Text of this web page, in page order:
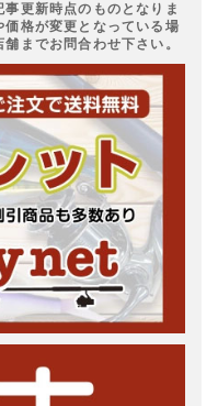
更新時点のものとなりま
格が変更となっている場
までお問合わせ下さい。